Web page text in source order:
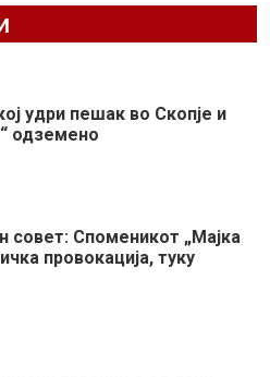
удри пешак во Скопје и
одземено
совет: Споменикот „Мајка
провокација, туку